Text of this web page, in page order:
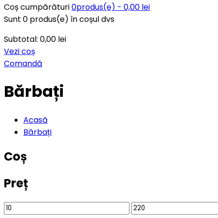
Coș cumpărături0produs(e) - 0,00 lei
Sunt 0 produs(e) în coșul dvs
Subtotal: 0,00 lei
Vezi coș
Comandă
Bărbați
Acasă
Bărbați
Coș
Preț